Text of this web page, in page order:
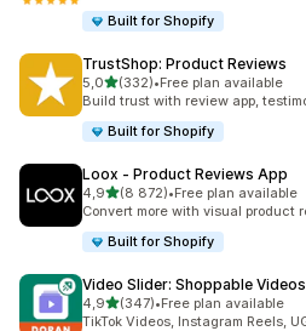
Built for Shopify
TrustShop: Product Reviews
5,0/ 5 tähteä
(332)
332 arvostelua yhteensä
•Free plan available
Build trust with review app,
Built for Shopify
Loox ‑ Product Reviews App
4,9/ 5 tähteä
(8 872)
8872 arvostelua yhteensä
•Free plan available
Convert more with visual product
Built for Shopify
Video Slider: Shoppable Videos
4,9/ 5 tähteä
(347)
347 arvostelua yhteensä
•Free plan available
TikTok Videos, Instagram Reels,